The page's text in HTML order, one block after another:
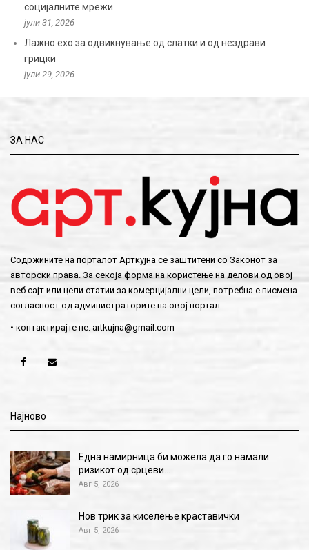
социјалните мрежи
јули 31, 2026
Лажно ехо за одвикнување од слатки и од нездрави
грицки
јули 29, 2026
ЗА НАС
Содржините на порталот Арткујна се заштитени со Законот за
авторски права. За секоја форма на користење на делови од овој
веб сајт или цели статии за комерцијални цели, потребна е писмена
согласност од администраторите на овој портал.
• контактирајте не: artkujna@gmail.com
Најново
Една намирница би можела да го намали
ризикот од срцеви…
Авг 5, 2026
Нов трик за киселење краставички
Авг 5, 2026